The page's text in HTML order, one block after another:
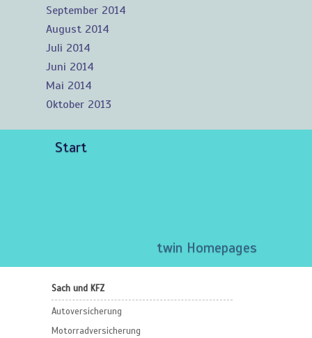
September 2014
August 2014
Juli 2014
Juni 2014
Mai 2014
Oktober 2013
Start
twin Homepages
Sach und KFZ
Autoversicherung
Motorradversicherung